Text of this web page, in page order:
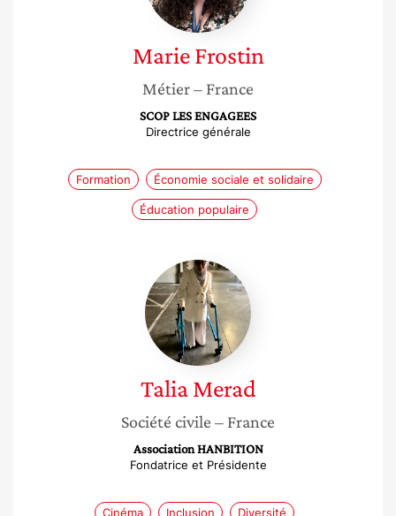
Marie Frostin
Métier– France
SCOP LES ENGAGEES
Directrice générale
Formation Économie sociale et solidaire
Éducation populaire
Talia
Merad
Talia Merad
Société civile – France
Association HANBITION
Fondatrice et Présidente
Cinéma Inclusion Diversité